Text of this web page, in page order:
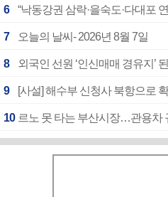
6 “낙동강권 삼락·을숙도·다대포
7 오늘의 날씨- 2026년 8월 7일
8 외국인 선원 ‘인신매매 경유지’
9 [사설] 해수부 신청사 북항으로
10 르노 못 타는 부산시장…관용차